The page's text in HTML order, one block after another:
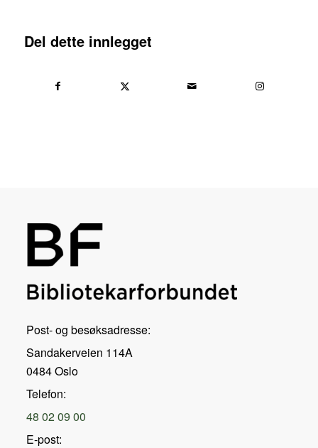
Del dette innlegget
Post- og besøksadresse:
Sandakerveien 114A
0484 Oslo
Telefon:
48 02 09 00
E-post: